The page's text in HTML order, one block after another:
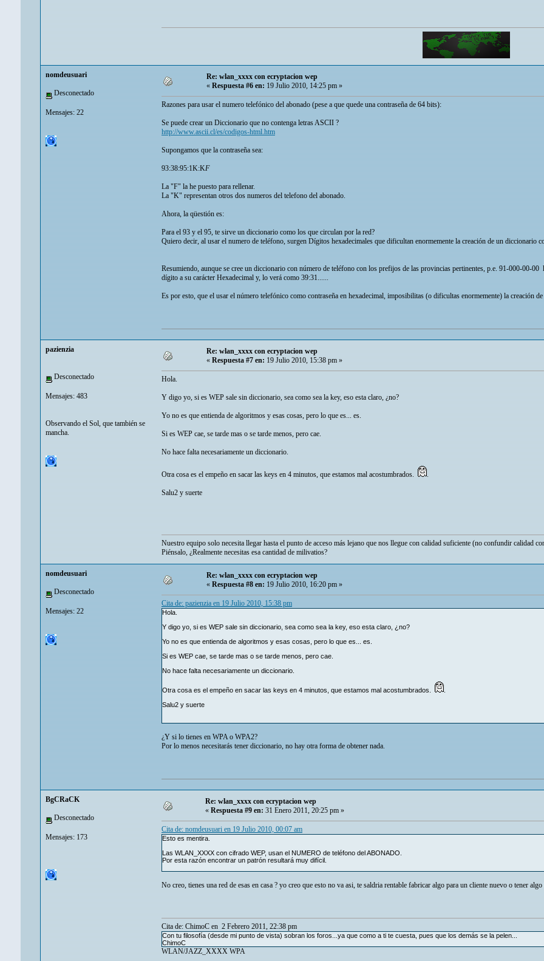
nomdeusuari
Desconectado
Mensajes: 22
Re: wlan_xxxx con ecryptacion wep
«Respuesta #6 en:19 Julio 2010, 14:25 pm »
Razones para usar el numero telefónico del abonado (pese a que quede una contraseña de 64 bits):
Se puede crear un Diccionario que no contenga letras ASCII ?
http://www.ascii.cl/es/codigos-html.htm
Supongamos que la contraseña sea:
93:38:95:1K:KF
La "F" la he puesto para rellenar.
La "K" representan otros dos numeros del telefono del abonado.
Ahora, la qüestión es:
Para el 93 y el 95, te sirve un diccionario como los que circulan por la red?
Quiero decir, al usar el numero de teléfono, surgen Dígitos hexadecimales que dificultan enormemente la creación de un diccionario
Resumiendo, aunque se cree un diccionario con número de teléfono con los prefijos de las provincias pertinentes, p.e. 91-000-00-
dígito a su carácter Hexadecimal y, lo verá como 39:31......
Es por esto, que el usar el número telefónico como contraseña en hexadecimal, imposibilitas (o dificultas enormemente) la creación
pazienzia
Desconectado
Mensajes: 483
Observando el Sol, que también se
mancha.
Re: wlan_xxxx con ecryptacion wep
« Respuesta #7 en: 19 Julio 2010, 15:38 pm »
Hola.
Y digo yo, si es WEP sale sin diccionario, sea como sea la key, eso esta claro, ¿no?
Yo no es que entienda de algoritmos y esas cosas, pero lo que es... es.
Si es WEP cae, se tarde mas o se tarde menos, pero cae.
No hace falta necesariamente un diccionario.
Otra cosa es el empeño en sacar las keys en 4 minutos, que estamos mal acostumbrados. .
Salu2 y suerte
Nuestro equipo solo necesita llegar hasta el punto de acceso más lejano que nos llegue con calidad suficiente (no confundir calidad
Piénsalo, ¿Realmente necesitas esa cantidad de milivatios?
nomdeusuari
Desconectado
Mensajes: 22
Re: wlan_xxxx con ecryptacion wep
«Respuesta #8 en:19 Julio 2010, 16:20 pm »
Cita de: pazienzia en 19 Julio 2010, 15:38 pm
Hola.
Y digo yo, si es WEP sale sin diccionario, sea como sea la key, eso esta claro, ¿no?
Yo no es que entienda de algoritmos y esas cosas, pero lo que es... es.
Si es WEP cae, se tarde mas o se tarde menos, pero cae.
No hace falta necesariamente un diccionario.
Otra cosa es el empeño en sacar las keys en 4 minutos, que estamos mal acostumbrados.
Salu2 y suerte
¿Y si lo tienes en WPA o WPA2?
Por lo menos necesitarás tener diccionario, no hay otra forma de obtener nada.
BgCRaCK
Desconectado
Mensajes: 173
Re: wlan_xxxx con ecryptacion wep
« Respuesta #9 en: 31 Enero 2011, 20:25 pm »
Cita de: nomdeusuari en 19 Julio 2010, 00:07 am
Esto es mentira.
Las WLAN_XXXX con cifrado WEP, usan el NUMERO de teléfono del ABONADO.
Por esta razón encontrar un patrón resultará muy difícil.
No creo, tienes una red de esas en casa ? yo creo que esto no va asi, te saldria rentable fabricar algo para un cliente nuevo o tener
Cita de: ChimoC en 2 Febrero 2011, 22:38 pm
Con tu filosofía (desde mi punto de vista) sobran los foros...ya que como a ti te cuesta, pues que los demás se la pelen...
ChimoC
WLAN/JAZZ_XXXX WPA